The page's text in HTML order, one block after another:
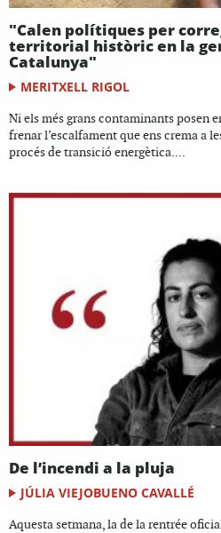
"Calen polítiques per
territorial històric en la
Catalunya"
MERITXELL RIGOL
Ni els més grans contaminants posen
frenar l’escalfament que ens crema a
procés de transició energètica....
De l’incendi a la pluja
JÚLIA VIEJOBUENO CAVALLÉ
Aquesta setmana, la de la rentrée